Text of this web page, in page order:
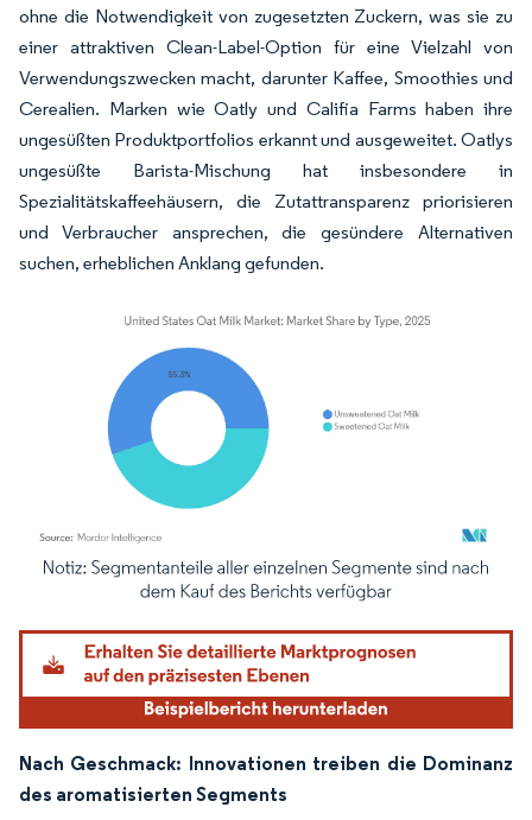
ohne die Notwendigkeit von zugesetzten Zuckern, was sie zu
einer attraktiven Clean-Label-Option für eine Vielzahl von
Verwendungszwecken macht, darunter Kaffee, Smoothies und
Cerealien. Marken wie Oatly und Califia Farms haben ihre
ungesüßten Produktportfolios erkannt und ausgeweitet. Oatlys
ungesüßte Barista-Mischung hat insbesondere in
Spezialitätskaffeehäusern, die Zutattransparenz priorisieren
und Verbraucher ansprechen, die gesündere Alternativen
suchen, erheblichen Anklang gefunden.
Bild © Mordor Intelligence. Wiederverwendung erfordert Namensnennung
Nach Geschmack: Innovationen treiben die Dominanz
des aromatisierten Segments